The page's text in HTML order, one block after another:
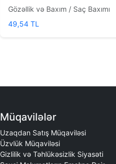
Gözəllik və Baxım / Saç Baxımı
49,54 TL
Müqavilələr
Uzaqdan Satış Müqaviləsi
Üzvlük Müqaviləsi
Gizlilik və Təhlükəsizlik Siyasəti